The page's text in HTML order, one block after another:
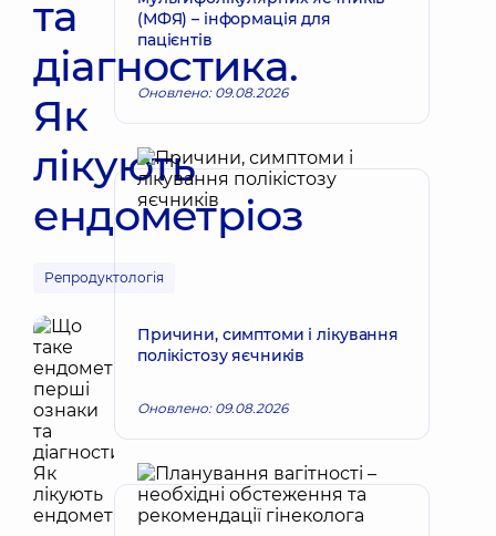
та
діагностика.
Як
лікують
ендометріоз
Репродуктологія
(МФЯ) – інформація для
пацієнтів
Оновлено: 09.08.2026
Причини, симптоми і лікування
полікістозу яєчників
Оновлено: 09.08.2026